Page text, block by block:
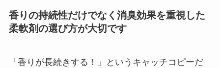
香りの持続性だけでなく消臭効果を重視した
柔軟剤の選び方が大切です
「香りが長続きする！」というキャッチコピーだ